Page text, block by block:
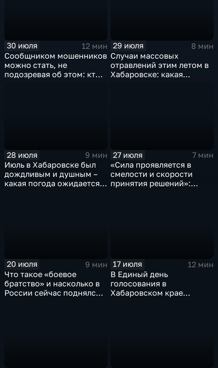
30 июля
12 мин
Сообщником мошенников
можно стать, не
подозревая об этом: кто
29 июля
8 мин
Случаи массовых
отравлений этим летом в
Хабаровске: какая
28 июля
9 мин
Июль в Хабаровске был
дождливым и душным –
какая погода ожидается в
27 июля
7 мин
«Сила проявляется в
смелости и скорости
принятия решений»:
20 июля
9 мин
Что такое «боевое
братство» и насколько в
России сейчас поднялся
17 июля
12 мин
В Единый день
голосования в
Хабаровском крае